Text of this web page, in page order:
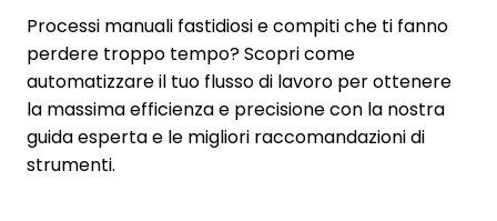
Processi manuali fastidiosi e compiti che ti fanno
perdere troppo tempo? Scopri come
automatizzare il tuo flusso di lavoro per ottenere
la massima efficienza e precisione con la nostra
guida esperta e le migliori raccomandazioni di
strumenti.